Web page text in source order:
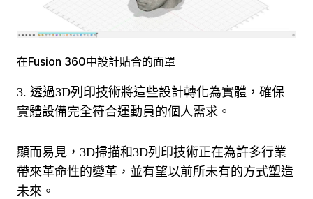
在Fusion 360中設計貼合的面罩
3. 透過3D列印技術將這些設計轉化為實體，確保
實體設備完全符合運動員的個人需求。
顯而易見，3D掃描和3D列印技術正在為許多行業
帶來革命性的變革，並有望以前所未有的方式塑造
未來。